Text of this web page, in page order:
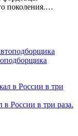
поколения.…
России в три раза.